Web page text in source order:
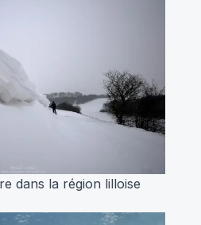
dans la région lilloise